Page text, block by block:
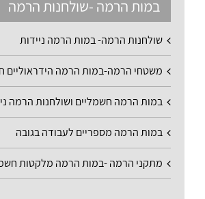
במות הרמה -שולחנות הרמה
שולחנות הרמה- במות הרמה ניידות
משטחי הרמה-במות הרמה הידראוליים
במות הרמה חשמליים ושולחנות הרמה
במות הרמה מספריים לעבודה בגובה
מתקני הרמה -במות הרמה מלקטות